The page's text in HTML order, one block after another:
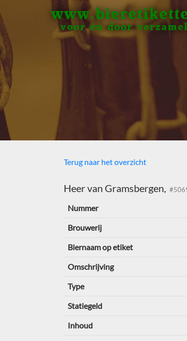
voor én door
Terug naar het overzicht
Heer van Gramsbergen,
Nummer
Brouwerij
Biernaam op etiket
Omschrijving
Type
Statiegeld
Inhoud